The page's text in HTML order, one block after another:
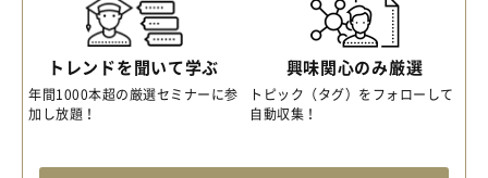
トレンドを聞いて学ぶ
年間1000本超の厳選セミナーに参
加し放題！
興味関心のみ厳選
トピック（タグ）をフォローして
自動収集！